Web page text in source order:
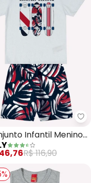
Infantil Menino
Infantil Menino
(Cinza)
R$ 116,90